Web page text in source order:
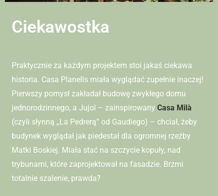
Ciekawostka
Praktycznie za każdym projektem stoi jakaś ciekawa
historia. Casa Planells miała wyglądać zupełnie inaczej!
Pierwszy pomysł zakładał budowę zwykłego domu
jednorodzinnego, a Jujol – zainspirowany Casa Milà
(czyli słynną „La Pedrerą” od Gaudiego) – chciał, żeby
budynek wyglądał jak piedestał dla ogromnej rzeźby
Matki Boskiej. Miała stać na szczycie kopuły, nad
trybunami, które zaprojektował na fasadzie. Brzmi
totalnie szalenie, prawda?